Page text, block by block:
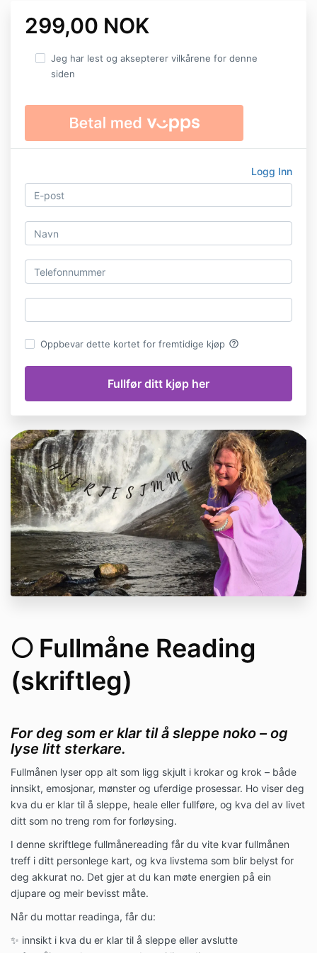
299,00 NOK
Jeg har lest og aksepterer vilkårene for denne
siden
Logg Inn
Oppbevar dette kortet for fremtidige kjøp help_outline
🌕 Fullmåne Reading
(skriftleg)
For deg som er klar til å sleppe noko – og
lyse litt sterkare.
Fullmånen lyser opp alt som ligg skjult i krokar og krok – både
innsikt, emosjonar, mønster og uferdige prosessar. Ho viser deg
kva du er klar til å sleppe, heale eller fullføre, og kva del av livet
ditt som no treng rom for forløysing.
I denne skriftlege fullmåne­reading får du vite kvar fullmånen
treff i ditt personlege kart, og kva livstema som blir belyst for
deg akkurat no. Det gjer at du kan møte energien på ein
djupare og meir bevisst måte.
Når du mottar readinga, får du:
✨ innsikt i kva du er klar til å sleppe eller avslutte